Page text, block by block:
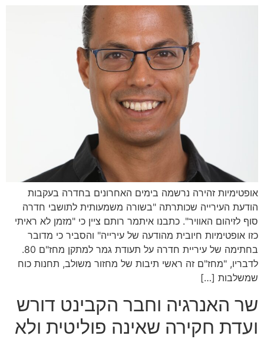
אופטימיות זהירה נרשמה בימים האחרונים בחדרה בעקבות
הודעת העירייה שכותרתה "בשורה משמעותית לתושבי חדרה
סוף לזיהום האוויר". כתבנו איתמר רותם ציין כי "מזמן לא ראיתי
כזו אופטימיות חיובית מהודעה של עירייה" והסביר כי מדובר
בחתימה של עיריית חדרה על תעודת גמר למתקן מחז"ם 80.
לדבריו, "מחז"ם זה ראשי תיבות של מחזור משולב, תחנות כוח
שמשלבות […]
שר האנרגיה וחבר הקבינט דורש
ועדת חקירה שאינה פוליטית ולא